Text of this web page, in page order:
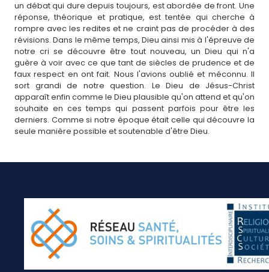
un débat qui dure depuis toujours, est abordée de front. Une
réponse, théorique et pratique, est tentée qui cherche à
rompre avec les redites et ne craint pas de procéder à des
révisions. Dans le même temps, Dieu ainsi mis à l'épreuve de
notre cri se découvre être tout nouveau, un Dieu qui n'a
guère à voir avec ce que tant de siècles de prudence et de
faux respect en ont fait. Nous l'avions oublié et méconnu. Il
sort grandi de notre question. Le Dieu de Jésus-Christ
apparaît enfin comme le Dieu plausible qu'on attend et qu'on
souhaite en ces temps qui passent parfois pour être les
derniers. Comme si notre époque était celle qui découvre la
seule manière possible et soutenable d'être Dieu.